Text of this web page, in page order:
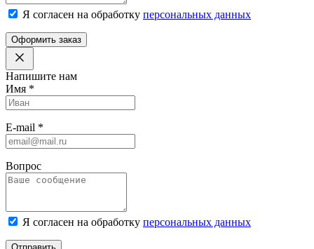
Я согласен на обработку персональных данных
Оформить заказ
Напишите нам
Имя *
E-mail *
Вопрос
Я согласен на обработку персональных данных